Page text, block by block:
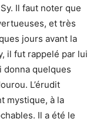
Il faut noter que
et très
jours avant la
il fut rappelé par lui
donna quelques
L’érudit
mystique, à la
Il a été le